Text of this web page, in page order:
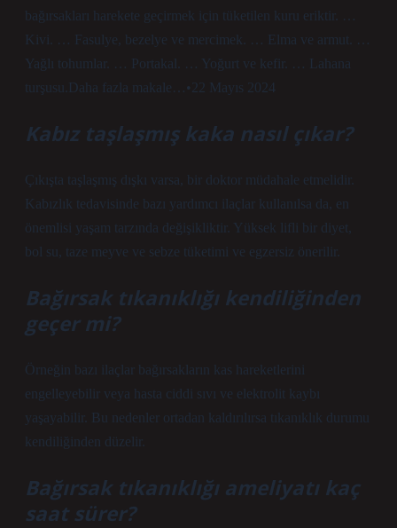
bağırsakları harekete geçirmek için tüketilen kuru eriktir. …
Kivi. … Fasulye, bezelye ve mercimek. … Elma ve armut. …
Yağlı tohumlar. … Portakal. … Yoğurt ve kefir. … Lahana
turşusu.Daha fazla makale…•22 Mayıs 2024
Kabız taşlaşmış kaka nasıl çıkar?
Çıkışta taşlaşmış dışkı varsa, bir doktor müdahale etmelidir.
Kabızlık tedavisinde bazı yardımcı ilaçlar kullanılsa da, en
önemlisi yaşam tarzında değişikliktir. Yüksek lifli bir diyet,
bol su, taze meyve ve sebze tüketimi ve egzersiz önerilir.
Bağırsak tıkanıklığı kendiliğinden
geçer mi?
Örneğin bazı ilaçlar bağırsakların kas hareketlerini
engelleyebilir veya hasta ciddi sıvı ve elektrolit kaybı
yaşayabilir. Bu nedenler ortadan kaldırılırsa tıkanıklık durumu
kendiliğinden düzelir.
Bağırsak tıkanıklığı ameliyatı kaç
saat sürer?